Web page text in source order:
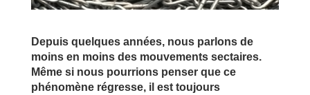
Depuis quelques années, nous parlons de
moins en moins des mouvements sectaires.
Même si nous pourrions penser que ce
phénomène régresse, il est toujours